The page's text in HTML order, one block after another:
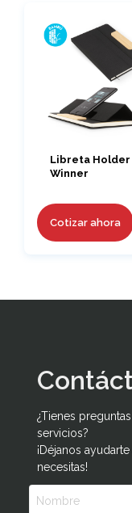
Libreta Holder
Winner
Cotizar ahora
¿Tienes
servicios?
¡Déjanos
necesitas!